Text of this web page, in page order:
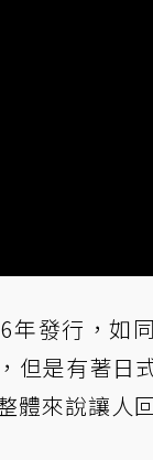
年發行，如
但是有著日
體來說讓人